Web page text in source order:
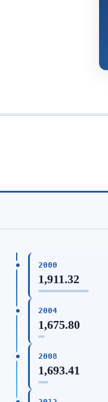
2000
1,911.32
2004
1,675.80
2008
1,693.41